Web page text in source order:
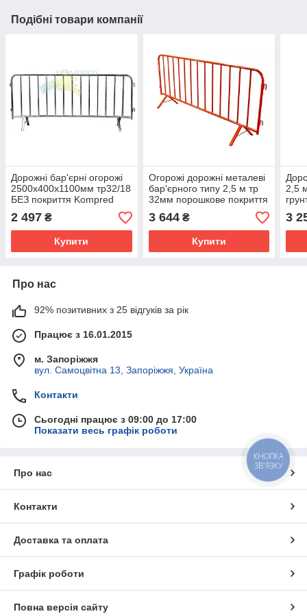
Подібні товари компанії
Дорожні бар'єрні огорожі
2500х400х1100мм тр32/18
БЕЗ покриття Kompred
OL231/0
2 497 ₴
Купити
Огорожі дорожні металеві
бар'єрного типу 2,5 м тр
32мм порошкове покриття
червоний
3 644₴
Купити
2,5
3
Про нас
92% позитивних з 25 відгуків за рік
Працює з 16.01.2015
м. Запоріжжя
вул. Самоцвітна 13, Запоріжжя, Україна
Контакти
Сьогодні працює з 09:00 до 17:00
Показати весь графік роботи
Про нас
Контакти
Доставка та оплата
Графік роботи
Повна версія сайту
КНОПКА
ЗВ'ЯЗКУ